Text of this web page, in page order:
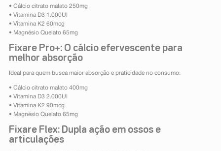
• Cálcio citrato malato 250mg
• Vitamina D3 1.000UI
• Vitamina K2 60mcg
• Magnésio Quelato 65mg
Fixare Pro+: O cálcio efervescente para
melhor absorção
Ideal para quem busca maior absorção e praticidade no consumo:
• Cálcio citrato malato 400mg
• Vitamina D3 2.000UI
• Vitamina K2 90mcg
• Magnésio Quelato 65mg
Fixare Flex: Dupla ação em ossos e
articulações